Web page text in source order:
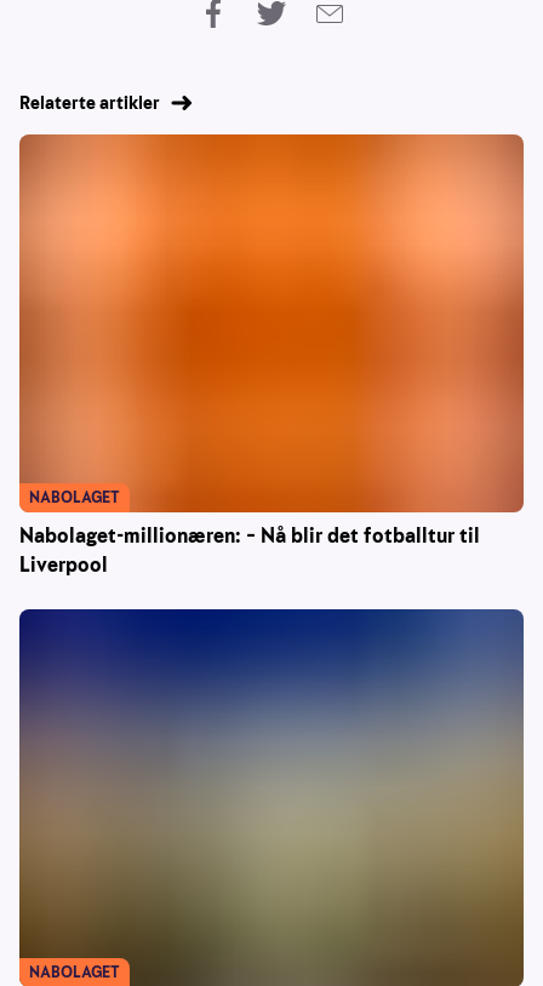
Relaterte artikler
Nabolaget-millionæren: – Nå blir det fotballtur til
Liverpool
NABOLAGET
NABOLAGET